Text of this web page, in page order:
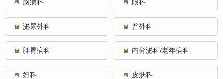
脑病科 眼科
泌尿外科 普外科
脾胃病科 内分泌科/老年病科
妇科 皮肤科